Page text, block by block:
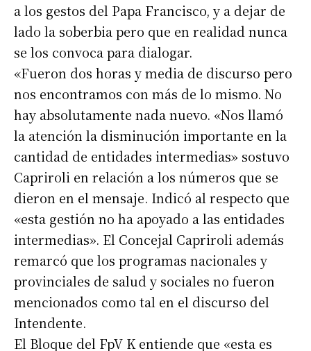
a los gestos del Papa Francisco, y a dejar de
lado la soberbia pero que en realidad nunca
se los convoca para dialogar.
«Fueron dos horas y media de discurso pero
nos encontramos con más de lo mismo. No
hay absolutamente nada nuevo. «Nos llamó
la atención la disminución importante en la
cantidad de entidades intermedias» sostuvo
Capriroli en relación a los números que se
dieron en el mensaje. Indicó al respecto que
«esta gestión no ha apoyado a las entidades
intermedias». El Concejal Capriroli además
remarcó que los programas nacionales y
provinciales de salud y sociales no fueron
mencionados como tal en el discurso del
Intendente.
El Bloque del FpV K entiende que «esta es